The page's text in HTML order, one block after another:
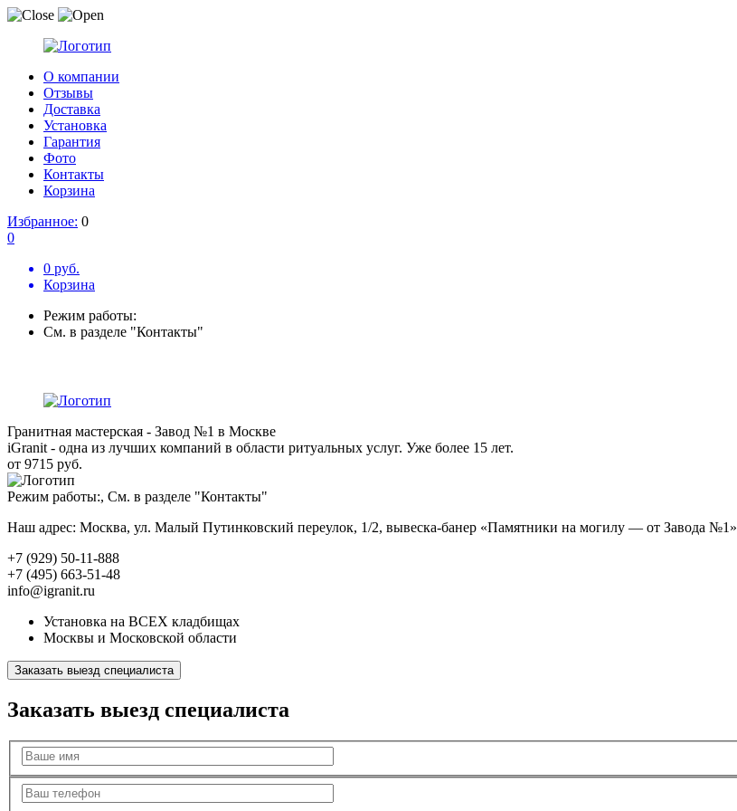
О компании
Отзывы
Доставка
Установка
Гарантия
Фото
Контакты
Корзина
Избранное: 0
0
0 руб.
Корзина
Режим работы:
См. в разделе "Контакты"
Гранитная мастерская - Завод №1 в Москве
iGranit - одна из лучших компаний в области ритуальных услуг. Уже более 15 лет.
от 9715 руб.
Режим работы:, См. в разделе "Контакты"
Наш адрес: Москва, ул. Малый Путинковский переулок, 1/2, вывеска-банер «Памятники на могилу — от Завода №1»
+7 (929) 50-11-888
+7 (495) 663-51-48
info@igranit.ru
Установка на ВСЕХ кладбищах
Москвы и Московской области
Заказать выезд специалиста
Заказать выезд специалиста